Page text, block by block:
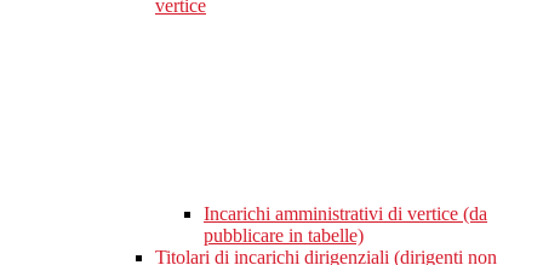
vertice
Incarichi amministrativi di vertice (da
pubblicare in tabelle)
Titolari di incarichi dirigenziali (dirigenti non